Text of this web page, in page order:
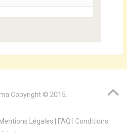
Copyright © 2015.
Mentions Légales FAQ
Conditions